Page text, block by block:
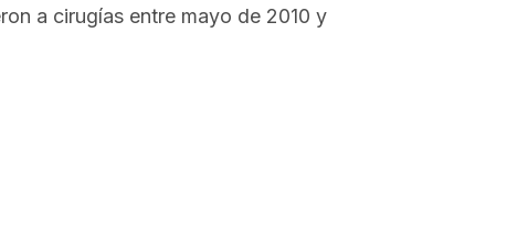
a cirugías entre mayo de 2010 y